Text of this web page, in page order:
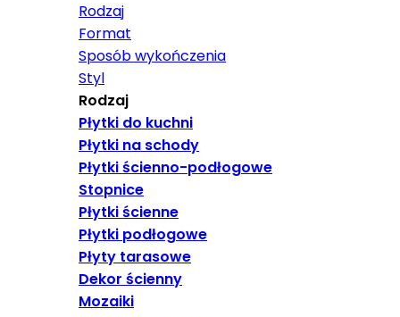
Rodzaj
Format
Sposób wykończenia
Styl
Rodzaj
Płytki do kuchni
Płytki na schody
Płytki ścienno-podłogowe
Stopnice
Płytki ścienne
Płytki podłogowe
Płyty tarasowe
Dekor ścienny
Mozaiki